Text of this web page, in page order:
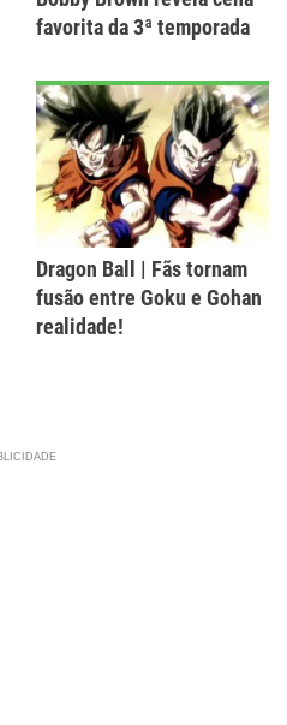
favorita da 3ª temporada
Dragon Ball | Fãs tornam
fusão entre Goku e Gohan
realidade!